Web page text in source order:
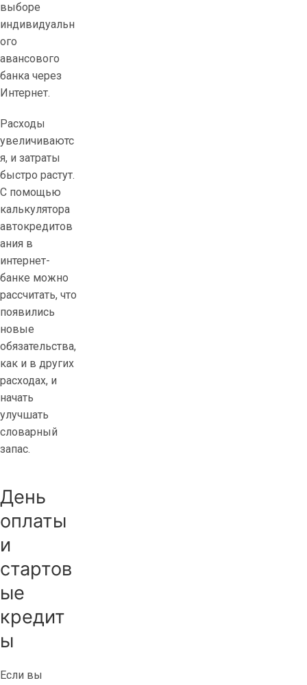
выборе
индивидуальн
ого
авансового
банка через
Интернет.
Расходы
увеличиваютс
я, и затраты
быстро растут.
С помощью
калькулятора
автокредитов
ания в
интернет-
банке можно
рассчитать, что
появились
новые
обязательства,
как и в других
расходах, и
начать
улучшать
словарный
запас.
День
оплаты
и
стартов
ые
кредит
ы
Если вы
n
o
n
l
i
n
P
r
a
w
d
z
i
w
e
p
i
e
n
i
ą
d
z
e
Б
е
п
л
а
т
ы
е
к
а
а